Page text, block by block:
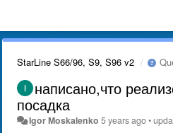
StarLine S66/96, S9, S96 v2
написано,что
посадка
Igor Moskalenko 5 years ago•